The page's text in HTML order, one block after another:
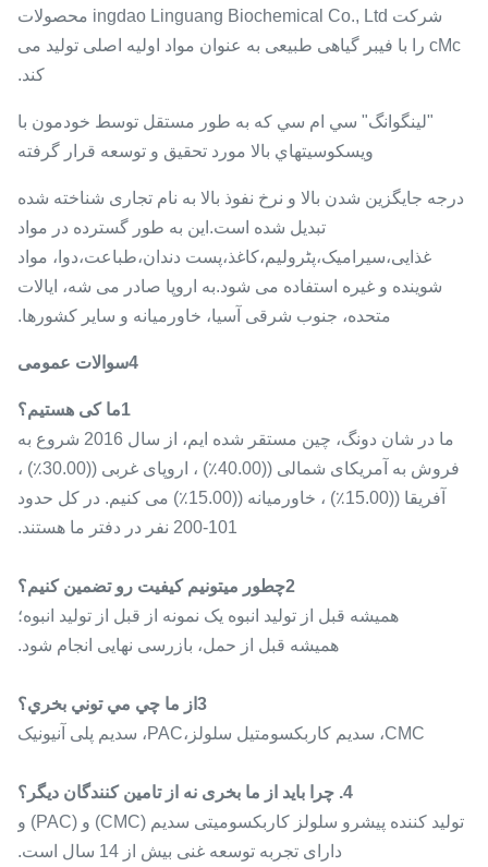
شرکت ingdao Linguang Biochemical Co., Ltd محصولات
cMc را با فیبر گیاهی طبیعی به عنوان مواد اولیه اصلی تولید می
کند.
"لينگوانگ" سي ام سي که به طور مستقل توسط خودمون با
ويسکوسيتهاي بالا مورد تحقيق و توسعه قرار گرفته
درجه جایگزین شدن بالا و نرخ نفوذ بالا به نام تجاری شناخته شده
تبدیل شده است.این به طور گسترده در مواد
غذایی،سیرامیک،پٹرولیم،کاغذ،پست دندان،طباعت،دوا، مواد
شوینده و غیره استفاده می شود.به اروپا صادر می شه، ایالات
متحده، جنوب شرقی آسیا، خاورمیانه و سایر کشورها.
4سوالات عمومی
1ما کی هستیم؟
ما در شان دونگ، چین مستقر شده ایم، از سال 2016 شروع به
فروش به آمریکای شمالی ((40.00٪) ، اروپای غربی ((30.00٪) ،
آفریقا ((15.00٪) ، خاورمیانه ((15.00٪) می کنیم. در کل حدود
101-200 نفر در دفتر ما هستند.
2چطور ميتونيم کيفيت رو تضمين کنيم؟
همیشه قبل از تولید انبوه یک نمونه از قبل از تولید انبوه؛
همیشه قبل از حمل، بازرسی نهایی انجام شود.
3از ما چي مي توني بخري؟
CMC، سدیم کاربکسومتیل سلولز،PAC، سدیم پلی آنیونیک
4. چرا باید از ما بخری نه از تامین کنندگان دیگر؟
تولید کننده پیشرو سلولز کاربکسومیتی سدیم (CMC) و (PAC) و
دارای تجربه توسعه غنی بیش از 14 سال است.